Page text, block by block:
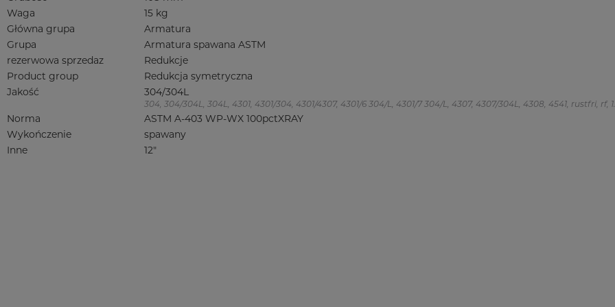
Waga
15 kg
Główna grupa
Armatura
Grupa
Armatura spawana ASTM
rezerwowa sprzedaz
Redukcje
Product group
Redukcja symetryczna
Jakość
304/304L
304, 304/304L, 304L, 4301, 4301/304, 4301/4307, 4301/6 304/L, 4301/7 304/L, 4307, 4307/304L, 4308, 4541, rustfri, rf,
Norma
ASTM A-403 WP-WX 100pctXRAY
Wykończenie
spawany
Inne
12"